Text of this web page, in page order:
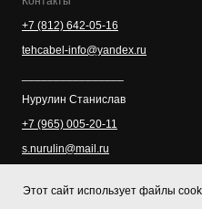
Этот сайт использует файлы
+7 (812) 642-05-16
tehcabel-info@yandex.ru
Нурулин Cтанислав
+7 (965) 005-20-11
s.nurulin@mail.ru